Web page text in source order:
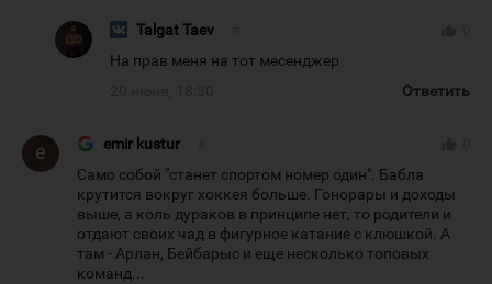
Talgat Taev
На прав меня на тот месенджер
Ответить
emir kustur
Само собой "станет спортом номер один". Бабла
крутится вокруг хоккея больше. Гонорары и доходы
выше, а коль дураков в принципе нет, то родители и
отдают своих чад в фигурное катание с клюшкой. А
там - Арлан, Бейбарыс и еще несколько топовых
команд...